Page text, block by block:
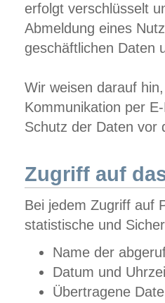
erfolgt verschlüsselt
Abmeldung eines
geschäftlichen Daten
Wir weisen darauf
Kommunikation per
Schutz der Daten vor
Zugriff auf
Bei jedem Zugriff auf
statistische und
Name der
Datum und
Übertragene